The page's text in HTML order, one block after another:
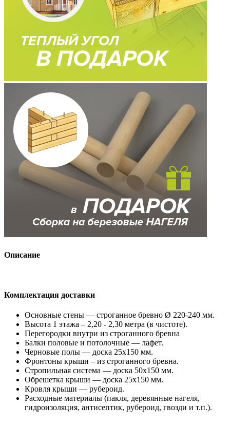
Описание
Комплектация доставки
Основные стены — строганное бревно Ø 220-240 мм.
Высота 1 этажа – 2,20 - 2,30 метра (в чистоте).
Перегородки внутри из строганного бревна
Балки половые и потолочные — лафет.
Черновые полы — доска 25х150 мм.
Фронтоны крыши – из строганного бревна.
Стропильная система — доска 50х150 мм.
Обрешетка крыши — доска 25х150 мм.
Кровля крыши — рубероид.
Расходные материалы (пакля, деревянные нагеля,
гидроизоляция, антисептик, рубероид, гвозди и т.п.).